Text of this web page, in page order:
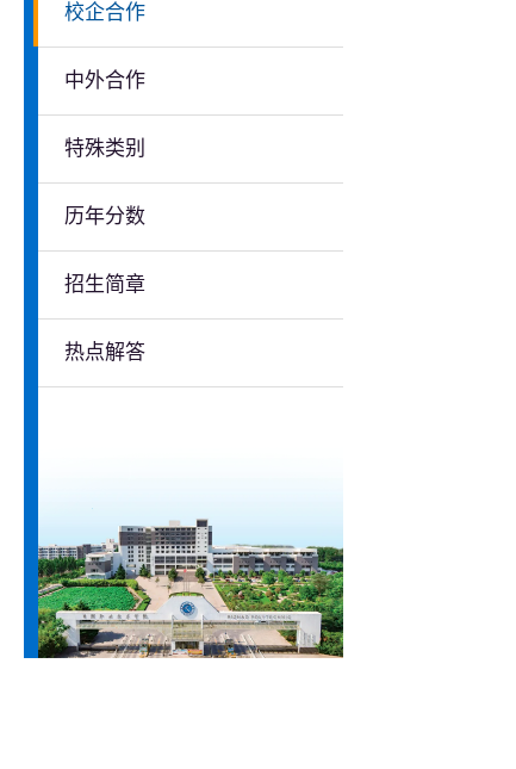
校企合作
中外合作
特殊类别
历年分数
招生简章
热点解答